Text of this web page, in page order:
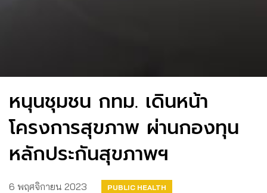
หนุนชุมชน กทม. เดินหน้า
โครงการสุขภาพ ผ่านกองทุน
หลักประกันสุขภาพฯ
6 พฤศจิกายน 2023 PUBLIC HEALTH